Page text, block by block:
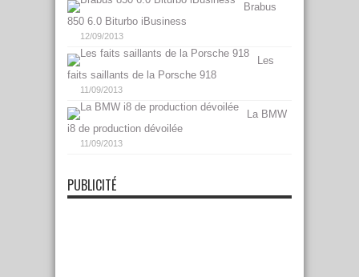
Brabus
850 6.0 Biturbo iBusiness
12/09/2013
Les
faits saillants de la Porsche 918
11/09/2013
La BMW
i8 de production dévoilée
11/09/2013
PUBLICITÉ